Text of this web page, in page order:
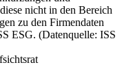
nicht in den Bereich
zu den Firmendaten
ESG. (Datenquelle: ISS